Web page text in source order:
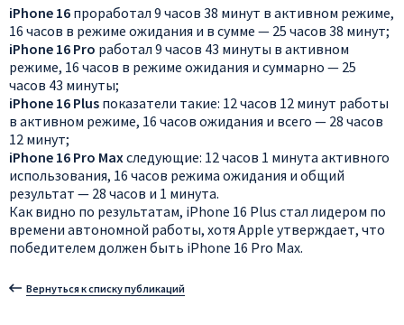
iPhone 16 проработал 9 часов 38 минут в активном режиме,
16 часов в режиме ожидания и в сумме — 25 часов 38 минут;
iPhone 16 Pro работал 9 часов 43 минуты в активном
режиме, 16 часов в режиме ожидания и суммарно — 25
часов 43 минуты;
iPhone 16 Plus показатели такие: 12 часов 12 минут работы
в активном режиме, 16 часов ожидания и всего — 28 часов
12 минут;
iPhone 16 Pro Maxследующие: 12 часов 1 минута активного
использования, 16 часов режима ожидания и общий
результат — 28 часов и 1 минута.
Как видно по результатам, iPhone 16 Plus стал лидером по
времени автономной работы, хотя Apple утверждает, что
победителем должен быть iPhone 16 Pro Max.
Вернуться к списку публикаций